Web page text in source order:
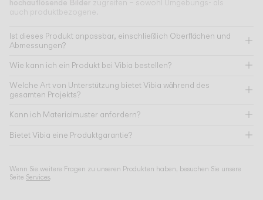
hochauflösende Bilder zugreifen – sowohl Umgebungs- als
auch produktbezogene.
Ist dieses Produkt anpassbar, einschließlich Oberflächen und
Abmessungen?
Wie kann ich ein Produkt bei Vibia bestellen?
Welche Art von Unterstützung bietet Vibia während des
gesamten Projekts?
Kann ich Materialmuster anfordern?
Bietet Vibia eine Produktgarantie?
Wenn Sie weitere Fragen zu unseren Produkten haben, besuchen Sie unsere
Seite Services.